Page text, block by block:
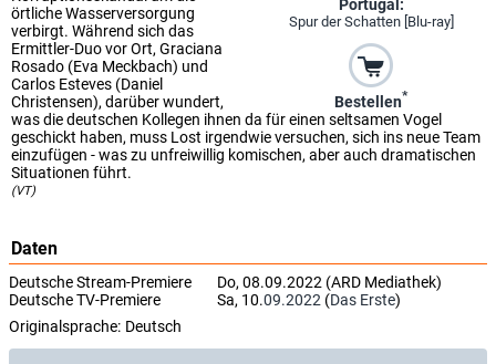
Portugal:
Spur der Schatten [Blu-ray]
Bestellen*
örtliche Wasserversorgung
verbirgt. Während sich das
Ermittler-Duo vor Ort, Graciana
Rosado (Eva Meckbach) und
Carlos Esteves (Daniel
Christensen), darüber wundert,
was die deutschen Kollegen ihnen da für einen seltsamen Vogel
geschickt haben, muss Lost irgendwie versuchen, sich ins neue Team
einzufügen - was zu unfreiwillig komischen, aber auch dramatischen
Situationen führt.
(VT)
Daten
Deutsche Stream-Premiere
Do, 08.09.2022 (ARD Mediathek)
Deutsche TV-Premiere
Sa, 10.09.2022 (Das Erste)
Originalsprache: Deutsch